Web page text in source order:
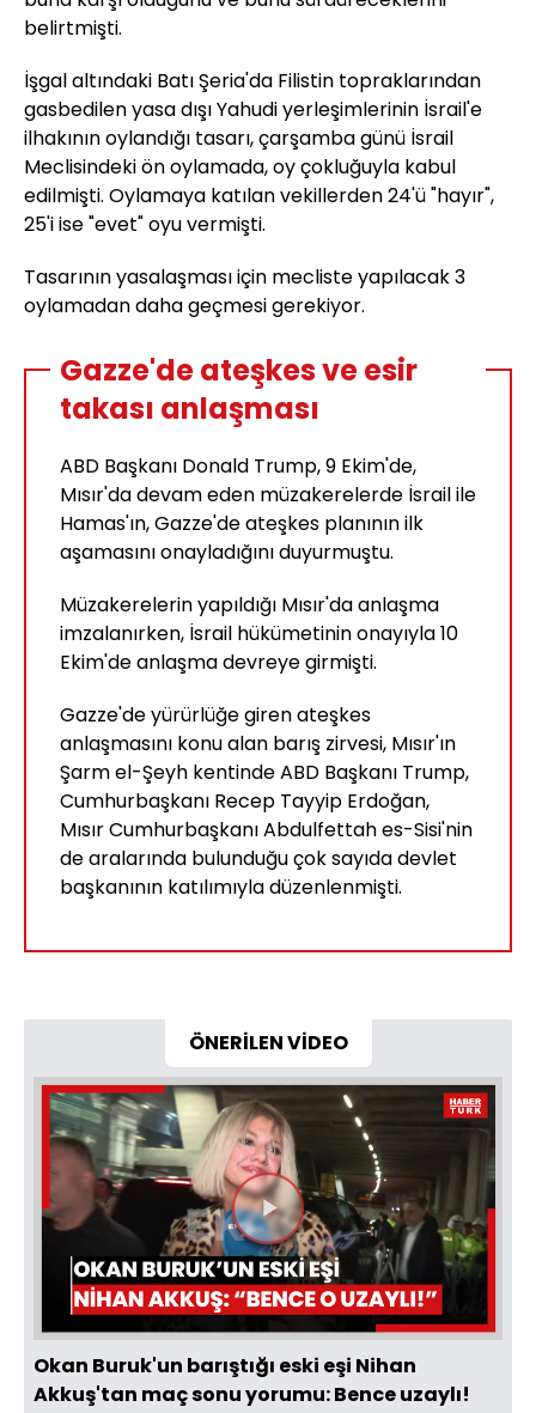
belirtmişti.
İşgal altındaki Batı Şeria'da Filistin topraklarından
gasbedilen yasa dışı Yahudi yerleşimlerinin İsrail'e
ilhakının oylandığı tasarı, çarşamba günü İsrail
Meclisindeki ön oylamada, oy çokluğuyla kabul
edilmişti. Oylamaya katılan vekillerden 24'ü "hayır",
25'i ise "evet" oyu vermişti.
Tasarının yasalaşması için mecliste yapılacak 3
oylamadan daha geçmesi gerekiyor.
Gazze'de ateşkes ve esir
takası anlaşması
ABD Başkanı Donald Trump, 9 Ekim'de,
Mısır'da devam eden müzakerelerde İsrail ile
Hamas'ın, Gazze'de ateşkes planının ilk
aşamasını onayladığını duyurmuştu.
Müzakerelerin yapıldığı Mısır'da anlaşma
imzalanırken, İsrail hükümetinin onayıyla 10
Ekim'de anlaşma devreye girmişti.
Gazze'de yürürlüğe giren ateşkes
anlaşmasını konu alan barış zirvesi, Mısır'ın
Şarm el-Şeyh kentinde ABD Başkanı Trump,
Cumhurbaşkanı Recep Tayyip Erdoğan,
Mısır Cumhurbaşkanı Abdulfettah es-Sisi'nin
de aralarında bulunduğu çok sayıda devlet
başkanının katılımıyla düzenlenmişti.
ÖNERİLEN VİDEO
Videoyu
Oynat
Okan Buruk'un barıştığı eski eşi Nihan
Akkuş'tan maç sonu yorumu: Bence uzaylı!